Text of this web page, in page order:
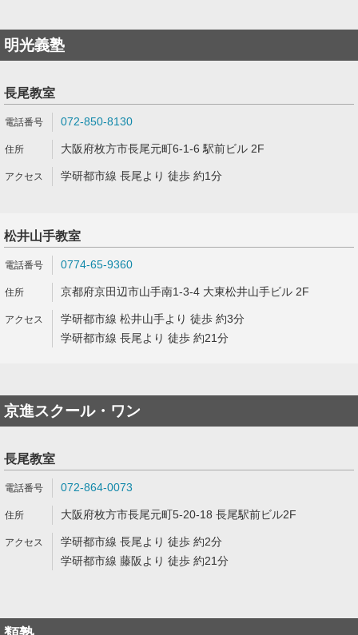
明光義塾
長尾教室
072-850-8130
大阪府枚方市長尾元町6-1-6 駅前ビル 2F
学研都市線 長尾より 徒歩 約1分
松井山手教室
0774-65-9360
京都府京田辺市山手南1-3-4 大東松井山手ビル 2F
学研都市線 松井山手より 徒歩 約3分
学研都市線 長尾より 徒歩 約21分
京進スクール・ワン
長尾教室
072-864-0073
大阪府枚方市長尾元町5-20-18 長尾駅前ビル2F
学研都市線 長尾より 徒歩 約2分
学研都市線 藤阪より 徒歩 約21分